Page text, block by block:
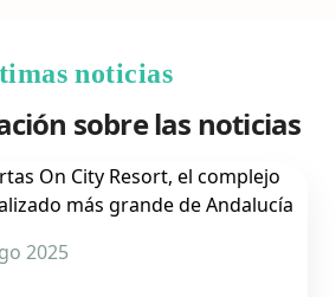
noticias
sobre las noticias
2025